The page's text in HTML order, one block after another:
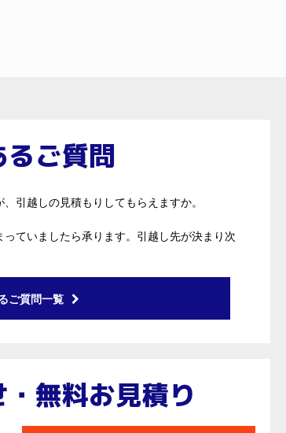
るご質問
引越しの見積もりしてもらえますか。
ていましたら承ります。引越し先が決まり次
ご質問一覧
無料お見積り